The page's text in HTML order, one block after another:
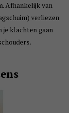
Afhankelijk van
verliezen
je klachten gaan